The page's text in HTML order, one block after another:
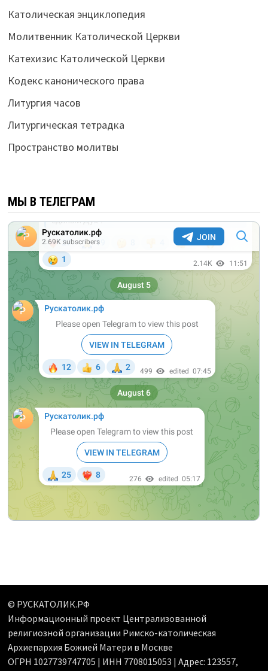
Католическая энциклопедия
Молитвенник Католической Церкви
Катехизис Католической Церкви
Кодекс канонического права
Литургия часов
Литургическая тетрадка
Пространство молитвы
МЫ В ТЕЛЕГРАМ
© РУСКАТОЛИК.РФ
Информационный проект Централизованной
религиозной организации Римско-католическая
Архиепархия Божией Матери в Москве
ОГРН 1027739747705 | ИНН 7708015053 | Адрес: 123557,